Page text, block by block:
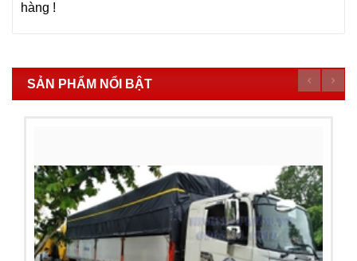
hàng !
SẢN PHẨM NỔI BẬT